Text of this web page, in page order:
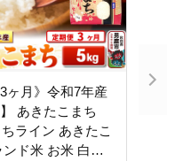
3ヶ月》令和7年産
】 あきたこまち
ライン あきたこ
ンド米 お米 白米